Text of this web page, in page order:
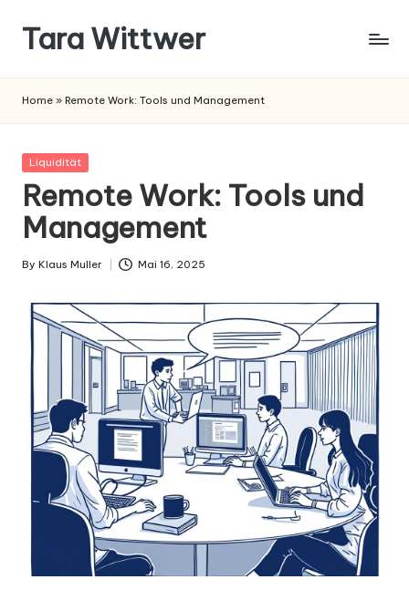
content
Tara Wittwer
Home » Remote Work: Tools und Management
Posted
Liquidität
Remote Work: Tools und
Management
Posted
By Klaus Muller Mai 16, 2025